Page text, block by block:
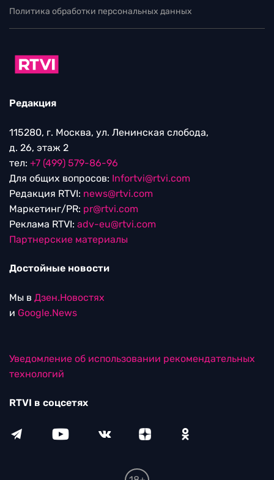
Политика обработки персональных данных
Редакция
115280, г. Москва, ул. Ленинская слобода,
д. 26, этаж 2
тел: +7 (499) 579-86-96
Для общих вопросов: Infortvi@rtvi.com
Редакция RTVI: news@rtvi.com
Маркетинг/PR: pr@rtvi.com
Реклама RTVI: adv-eu@rtvi.com
Партнерские материалы
Достойные новости
Мы в Дзен.Новостях
и Google.News
Уведомление об использовании рекомендательных
технологий
RTVI в соцсетях